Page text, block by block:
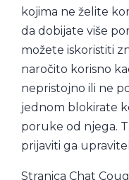
kojima ne želite
da dobijate više
možete iskoristiti
naročito korisno
nepristojno ili ne
jednom blokirate
poruke od njega.
prijaviti ga
Stranica Chat